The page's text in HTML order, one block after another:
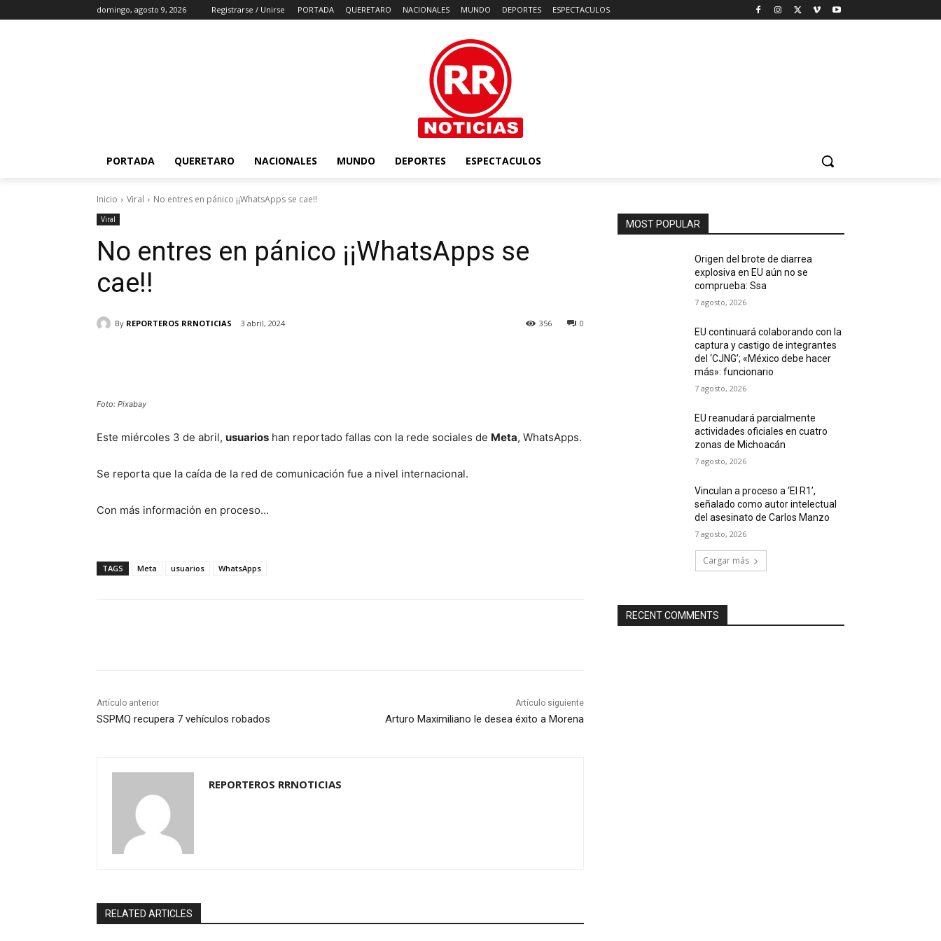
domingo, agosto 9, 2026 Registrarse / Unirse PORTADA QUERETARO NACIONALES MUNDO DEPORTES ESPECTACULOS
PORTADA QUERETARO NACIONALES MUNDO DEPORTES ESPECTACULOS
Inicio Viral No entres en pánico ¡¡WhatsApps se cae!!
Viral
No entres en pánico ¡¡WhatsApps se
cae!!
By REPORTEROS RRNOTICIAS 3 abril, 2024 0
356
Foto: Pixabay
Este miércoles 3 de abril, usuarios han reportado fallas con la rede sociales de Meta, WhatsApps.
Se reporta que la caída de la red de comunicación fue a nivel internacional.
Con más información en proceso…
TAGS Meta usuarios WhatsApps
Artículo anterior
SSPMQ recupera 7 vehículos robados
Artículo siguiente
Arturo Maximiliano le desea éxito a Morena
REPORTEROS RRNOTICIAS
RELATED ARTICLES
MOST POPULAR
Origen del brote de diarrea
explosiva en EU aún no se
comprueba: Ssa
7 agosto, 2026
EU continuará colaborando con la
captura y castigo de integrantes
del ‘CJNG’; «México debe hacer
más»: funcionario
7 agosto, 2026
EU reanudará parcialmente
actividades oficiales en cuatro
zonas de Michoacán
7 agosto, 2026
Vinculan a proceso a ‘El R1’,
señalado como autor intelectual
del asesinato de Carlos Manzo
7 agosto, 2026
Cargar más
RECENT COMMENTS